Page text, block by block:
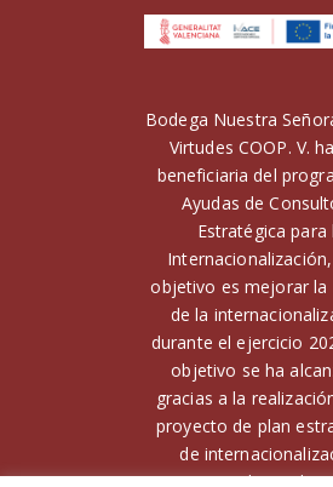
Bodega Nuestra
Virtudes COOP. V.
beneficiaria del
Ayudas de
Estratégica para
objetivo es mejorar la
de la
durante el ejercicio
objetivo se ha
gracias a la
proyecto de plan
de
Financiado por la